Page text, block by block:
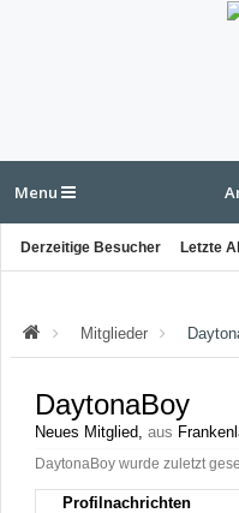
Menu
Derzeitige Besucher Letzte
Mitglieder
DaytonaBoy
Neues Mitglied, aus
DaytonaBoy wurde zuletzt
Profilnachrichten